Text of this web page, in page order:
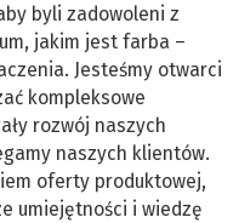
byli zadowoleni z
jakim jest farba –
Jesteśmy otwarci
kompleksowe
rozwój naszych
naszych klientów.
oferty produktowej,
umiejętności i wiedzę